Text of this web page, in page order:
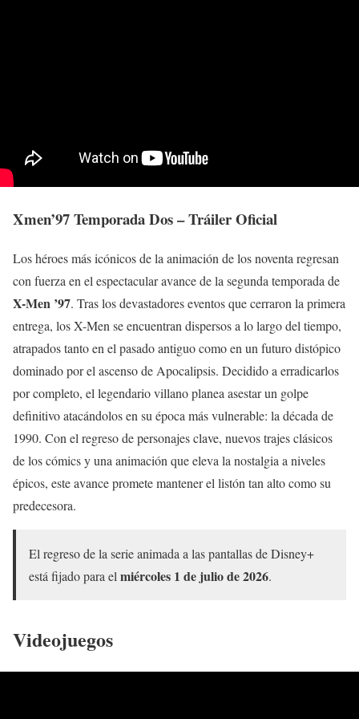
Xmen’97 Temporada Dos – Tráiler Oficial
Los héroes más icónicos de la animación de los noventa regresan
con fuerza en el espectacular avance de la segunda temporada de
X-Men ’97. Tras los devastadores eventos que cerraron la primera
entrega, los X-Men se encuentran dispersos a lo largo del tiempo,
atrapados tanto en el pasado antiguo como en un futuro distópico
dominado por el ascenso de Apocalipsis. Decidido a erradicarlos
por completo, el legendario villano planea asestar un golpe
definitivo atacándolos en su época más vulnerable: la década de
1990. Con el regreso de personajes clave, nuevos trajes clásicos
de los cómics y una animación que eleva la nostalgia a niveles
épicos, este avance promete mantener el listón tan alto como su
predecesora.
El regreso de la serie animada a las pantallas de Disney+
está fijado para el miércoles 1 de julio de 2026.
Videojuegos